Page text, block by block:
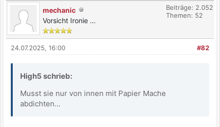
mechanic
Vorsicht Ironie ...
Beiträge: 2.052
Themen: 52
#82
24.07.2025, 16:00
High5 schrieb:
Musst sie nur von innen mit Papier Mache
abdichten...